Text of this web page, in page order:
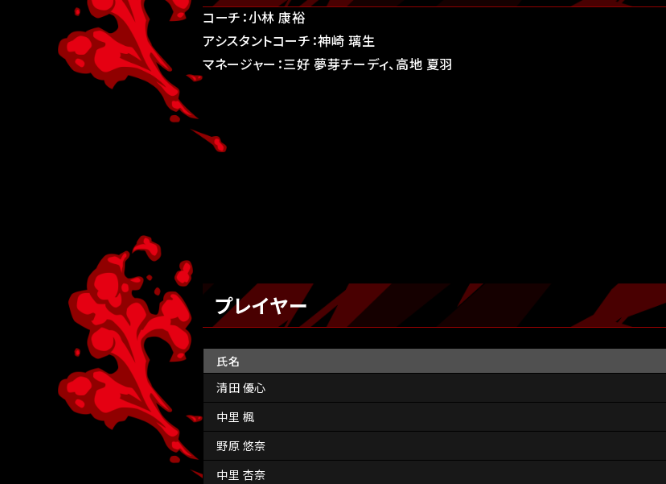
コーチ：小林 康裕
アシスタントコーチ：神崎 璃生
マネージャー：三好 夢芽チーディ、高地 夏羽
プレイヤー
氏名
清田 優心
中里 楓
野原 悠奈
中里 杏奈